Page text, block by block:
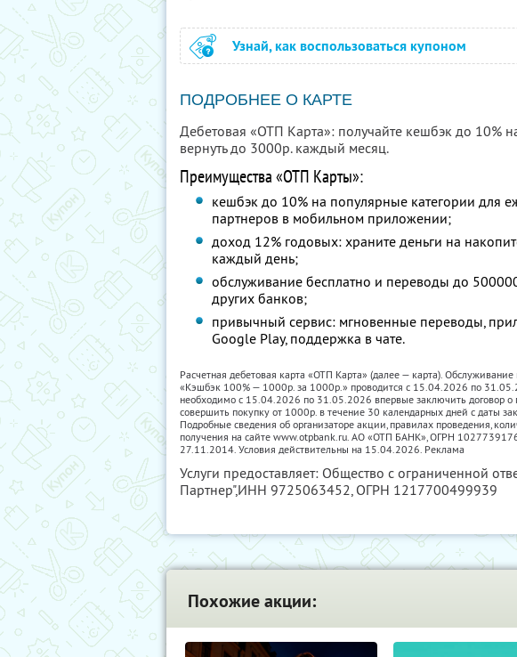
Узнай, как воспользоваться купоном
ПОДРОБНЕЕ О КАРТЕ
Дебетовая «ОТП Карта»: получайте кешбэк до 10%
вернуть до 3000р. каждый месяц.
Преимущества «ОТП Карты»:
кешбэк до 10% на популярные категории для
партнеров в мобильном приложении;
доход 12% годовых: храните деньги на
каждый день;
обслуживание бесплатно и переводы до
других банков;
привычный сервис: мгновенные переводы,
Google Play, поддержка в чате.
Расчетная дебетовая карта «ОТП Карта» (далее — карта).
«Кэшбэк 100% — 1000р. за 1000р.» проводится с 15.04.2026 по
необходимо с 15.04.2026 по 31.05.2026 впервые заключить договор о
совершить покупку от 1000р. в течение 30 календарных дней с даты
Подробные сведения об организаторе акции, правилах проведения,
получения на сайте www.otpbank.ru. АО «ОТП БАНК», ОГРН
27.11.2014. Условия действительны на 15.04.2026. Реклама
Услуги предоставляет: Общество с ограниченной
Партнер",ИНН 9725063452, ОГРН 1217700499939
Похожие акции: